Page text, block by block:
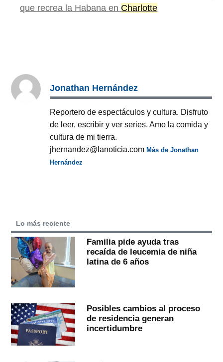
que recrea la Habana en Charlotte
Jonathan Hernández
Reportero de espectáculos y cultura. Disfruto
de leer, escribir y ver series. Amo la comida y
cultura de mi tierra.
jhernandez@lanoticia.comMás de Jonathan
Hernández
Lo más reciente
Familia pide ayuda tras
recaída de leucemia de niña
latina de 6 años
Posibles cambios al proceso
de residencia generan
incertidumbre